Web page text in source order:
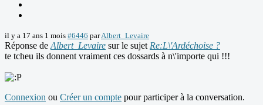
il y a 17 ans 1 mois #6446 parAlbert_Levaire
Réponse de Albert_Levaire sur le sujet Re:L\'Ardéchoise ?
te tcheu ils donnent vraiment ces dossards à n\'importe qui !!!
Connexion ou Créer un compte pour participer à la conversation.